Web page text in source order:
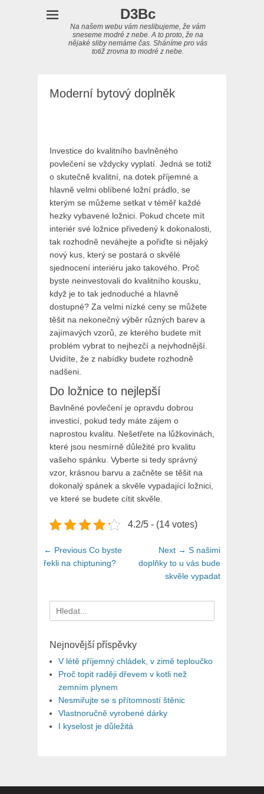
D3Bc
Na našem webu vám neslibujeme, že vám
sneseme modré z nebe. A to proto, že na
nějaké sliby nemáme čas. Sháníme pro vás
totiž zrovna to modré z nebe.
Moderní bytový doplněk
Investice do kvalitního bavlněného
povlečení se vždycky vyplatí. Jedná se totiž
o skutečně kvalitní, na dotek příjemné a
hlavně velmi oblíbené ložní prádlo, se
kterým se můžeme setkat v téměř každé
hezky vybavené ložnici. Pokud chcete mít
interiér své ložnice přivedený k dokonalosti,
tak rozhodně neváhejte a pořiďte si nějaký
nový kus, který se postará o skvělé
sjednocení interiéru jako takového. Proč
byste neinvestovali do kvalitního kousku,
když je to tak jednoduché a hlavně
dostupné? Za velmi nízké ceny se můžete
těšit na nekonečný výběr různých barev a
zajímavých vzorů, ze kterého budete mít
problém vybrat to nejhezčí a nejvhodnější.
Uvidíte, že z nabídky budete rozhodně
nadšeni.
Do ložnice to nejlepší
Bavlněné povlečení je opravdu dobrou
investicí, pokud tedy máte zájem o
naprostou kvalitu. Nešetřete na lůžkovinách,
které jsou nesmírně důležité pro kvalitu
vašeho spánku. Vyberte si tedy správný
vzor, krásnou barvu a začněte se těšit na
dokonalý spánek a skvěle vypadající ložnici,
ve které se budete cítit skvěle.
4.2/5 - (14 votes)
Navigace
pro
← Previous Previous
post:
Co byste
řekli na chiptuning?
Next → Next
post:
S našimi
doplňky to u vás bude
skvěle vypadat
Search
for:
Nejnovější příspěvky
V létě příjemný chládek, v zimě teploučko
Proč topit raději dřevem v kotli než
zemním plynem
Nesmiřujte se s přítomností štěnic
Vlastnoručně vyrobené dárky
I kyselost je důležitá